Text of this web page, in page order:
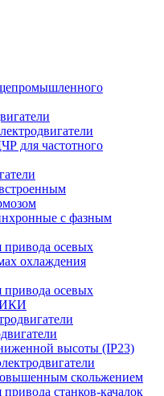
для частотного
с фазным
привода осевых
охлаждения
привода осевых
высоты (IP23)
скольжением
станков-качалок